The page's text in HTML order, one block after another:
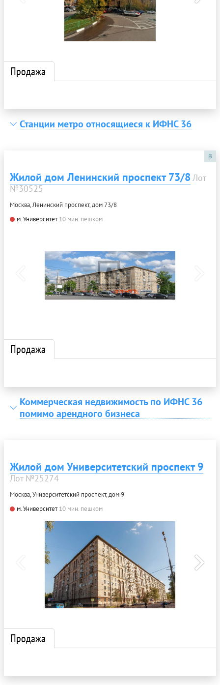
Продажа
Станции метро относящиеся к ИФНС 36
B
Жилой дом Ленинский проспект 73/8Лот
№30525
Москва, Ленинский проспект, дом 73/8
м. Университет 10 мин. пешком
Продажа
Коммерческая недвижимость по ИФНС 36
помимо арендного бизнеса
Жилой дом Университетский проспект 9
Лот №25274
Москва, Университетский проспект, дом 9
м. Университет 10 мин. пешком
Продажа